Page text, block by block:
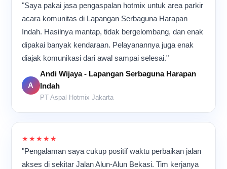
"Saya pakai jasa pengaspalan hotmix untuk area parkir
acara komunitas di Lapangan Serbaguna Harapan
Indah. Hasilnya mantap, tidak bergelombang, dan enak
dipakai banyak kendaraan. Pelayanannya juga enak
diajak komunikasi dari awal sampai selesai."
A
Andi Wijaya - Lapangan Serbaguna Harapan
Indah
PT Aspal Hotmix Jakarta
★★★★★
"Pengalaman saya cukup positif waktu perbaikan jalan
akses di sekitar Jalan Alun-Alun Bekasi. Tim kerjanya